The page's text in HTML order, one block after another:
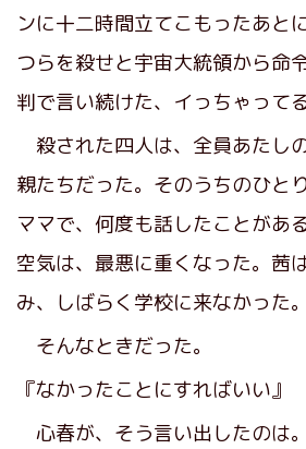
ンに十二時間立てこもったあと
つらを殺せと宇宙大統領から命
判で言い続けた、イっちゃって
殺された四人は、全員あたし
親たちだった。そのうちのひと
ママで、何度も話したことがあ
空気は、最悪に重くなった。茜
み、しばらく学校に来なかった。
そんなときだった。
『なかったことにすればいい』
心春が、そう言い出したのは。